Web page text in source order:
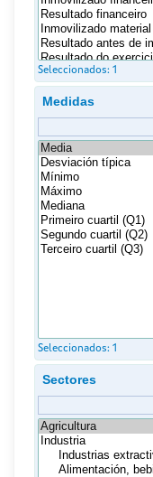
Seleccionados: 1
Medidas
Seleccionados: 1
Sectores